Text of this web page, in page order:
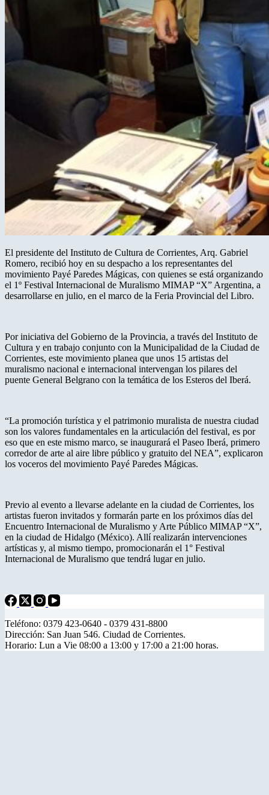
El presidente del Instituto de Cultura de Corrientes, Arq. Gabriel
Romero, recibió hoy en su despacho a los representantes del
movimiento Payé Paredes Mágicas, con quienes se está organizando
el 1º Festival Internacional de Muralismo MIMAP “X” Argentina, a
desarrollarse en julio, en el marco de la Feria Provincial del Libro.
Por iniciativa del Gobierno de la Provincia, a través del Instituto de
Cultura y en trabajo conjunto con la Municipalidad de la Ciudad de
Corrientes, este movimiento planea que unos 15 artistas del
muralismo nacional e internacional intervengan los pilares del
puente General Belgrano con la temática de los Esteros del Iberá.
“La promoción turística y el patrimonio muralista de nuestra ciudad
son los valores fundamentales en la articulación del festival, es por
eso que en este mismo marco, se inaugurará el Paseo Iberá, primero
corredor de arte al aire libre público y gratuito del NEA”, explicaron
los voceros del movimiento Payé Paredes Mágicas.
Previo al evento a llevarse adelante en la ciudad de Corrientes, los
artistas fueron invitados y formarán parte en los próximos días del
Encuentro Internacional de Muralismo y Arte Público MIMAP “X”,
en la ciudad de Hidalgo (México). Allí realizarán intervenciones
artísticas y, al mismo tiempo, promocionarán el 1° Festival
Internacional de Muralismo que tendrá lugar en julio.
Teléfono: 0379 423-0640 - 0379 431-8800
Dirección: San Juan 546. Ciudad de Corrientes.
Horario: Lun a Vie 08:00 a 13:00 y 17:00 a 21:00 horas.